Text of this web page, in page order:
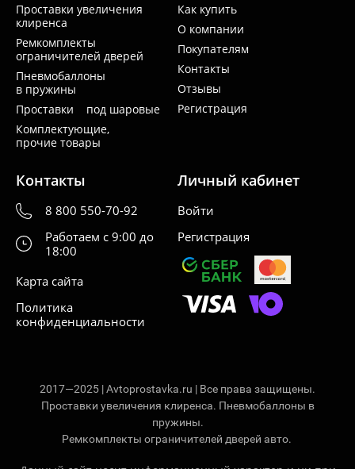
Проставки увеличения
клиренса
Ремкомплекты
ограничителей дверей
Пневмобаллоны
в пружины
Проставки под шаровые
Комплектующие,
прочие товары
Как купить
О компании
Покупателям
Контакты
Отзывы
Регистрация
Контакты
8 800 550-70-92
Работаем с 9:00 до
18:00
Карта сайта
Политика
конфиденциальности
Личный кабинет
Войти
Регистрация
2017—2025 | Avtoprostavka.ru | Все права защищены.
Проставки увеличения клиренса. Пневмобаллоны в
пружины.
Ремкомплекты ограничителей дверей авто.